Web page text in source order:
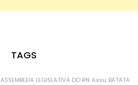
TAGS
ASSEMBLEIA LEGISLATIVA DO RN Assu BATATA